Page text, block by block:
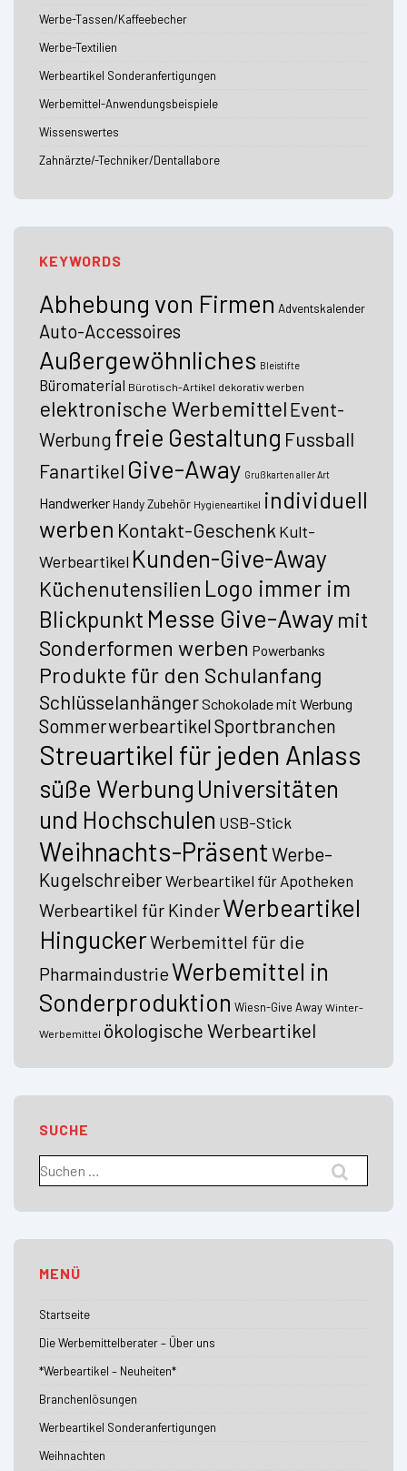
Werbe-Tassen/Kaffeebecher
Werbe-Textilien
Werbeartikel Sonderanfertigungen
Werbemittel-Anwendungsbeispiele
Wissenswertes
Zahnärzte/-Techniker/Dentallabore
KEYWORDS
Abhebung von Firmen Adventskalender
Auto-Accessoires
Außergewöhnliches Bleistifte
Büromaterial Bürotisch-Artikel dekorativ werben
elektronische Werbemittel Event-
Werbung freie Gestaltung Fussball
Fanartikel Give-Away Grußkarten aller Art
Handwerker Handy Zubehör Hygieneartikel individuell
werben Kontakt-Geschenk Kult-
Werbeartikel Kunden-Give-Away
Küchenutensilien Logo immer im
Blickpunkt Messe Give-Away mit
Sonderformen werben Powerbanks
Produkte für den Schulanfang
SchlüsselanhängerSchokolade mit Werbung
SommerwerbeartikelSportbranchen
Streuartikel für jeden Anlass
süße Werbung Universitäten
und Hochschulen USB-Stick
Weihnachts-Präsent Werbe-
Kugelschreiber Werbeartikel für Apotheken
Werbeartikel für KinderWerbeartikel
HinguckerWerbemittel für die
PharmaindustrieWerbemittel in
Sonderproduktion Wiesn-Give Away Winter-
Werbemittel ökologische Werbeartikel
SUCHE
nach:
MENÜ
Startseite
Die Werbemittelberater – Über uns
*Werbeartikel – Neuheiten*
Branchenlösungen
Werbeartikel Sonderanfertigungen
Weihnachten